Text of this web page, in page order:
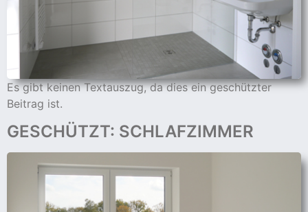
Es gibt keinen Textauszug, da dies ein geschützter
Beitrag ist.
GESCHÜTZT: SCHLAFZIMMER